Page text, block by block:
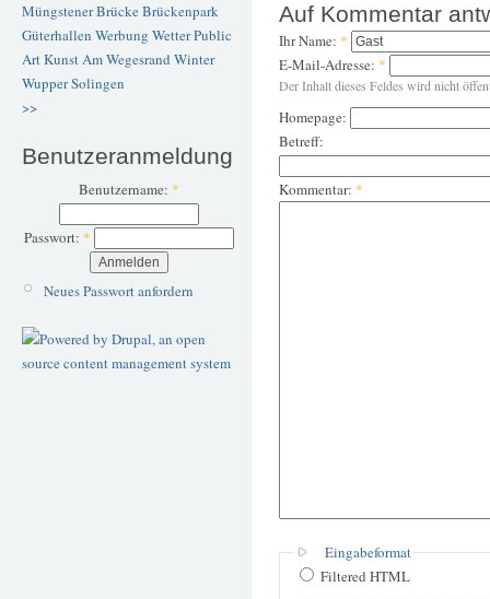
Müngstener BrückeBrückenpark
Güterhallen Werbung WetterPublic
ArtKunstAm Wegesrand Winter
WupperSolingen
>>
Benutzeranmeldung
Benutzername: *
Passwort: *
Neues Passwort anfordern
Auf Kommentar
Ihr Name: *
E-Mail-Adresse: *
Der Inhalt dieses Feldes wird nicht
Homepage:
Betreff:
Kommentar: *
Eingabeformat
Filtered HTML